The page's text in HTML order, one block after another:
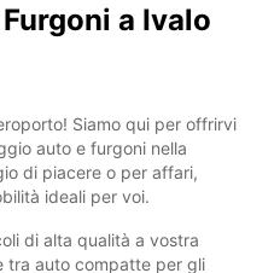
a Ivalo
Siamo qui per offrirvi
auto e furgoni nella
di piacere o per affari,
ideali per voi.
di alta qualità a vostra
tra auto compatte per gli